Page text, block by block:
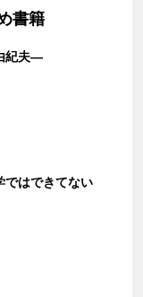
書籍
紀夫―
ではできてない